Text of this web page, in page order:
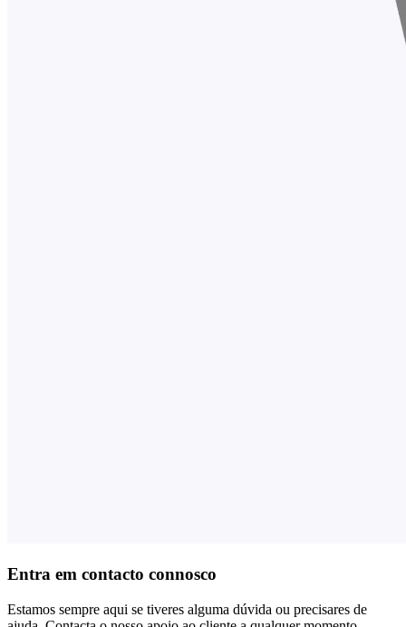
Entra em contacto connosco
Estamos sempre aqui se tiveres alguma dúvida ou precisares de